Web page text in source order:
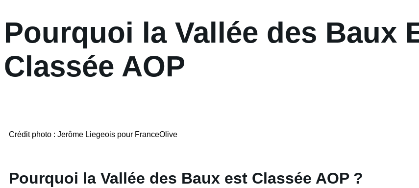
Pourquoi la Vallée des Baux
Classée AOP
Crédit photo : Jerôme Liegeois pour FranceOlive
Pourquoi la Vallée des Baux est Classée AOP ?